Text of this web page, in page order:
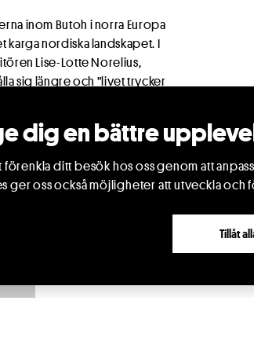
dig en bättre
ditt besök hos oss genom att
ger oss också möjligheter att utveckla och
Tillåt
inom Butoh i norra Europa
karga nordiska landskapet. I
Lise-Lotte Norelius,
sig längre och ”livet trycker
avantgardet i Tokyo på 1960-
levande kroppen blir